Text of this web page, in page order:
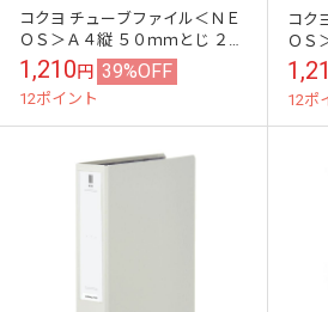
コクヨ チューブファイル＜ＮＥ
ＯＳ＞Ａ４縦 ５０ｍｍとじ ２穴
オリーブグリーン ﾌ-NE650DG ネ
オス 多枚数 大量
1,210円 39%OFF
12ポイント
コク
ＯＳ
カー
ス
12ポ